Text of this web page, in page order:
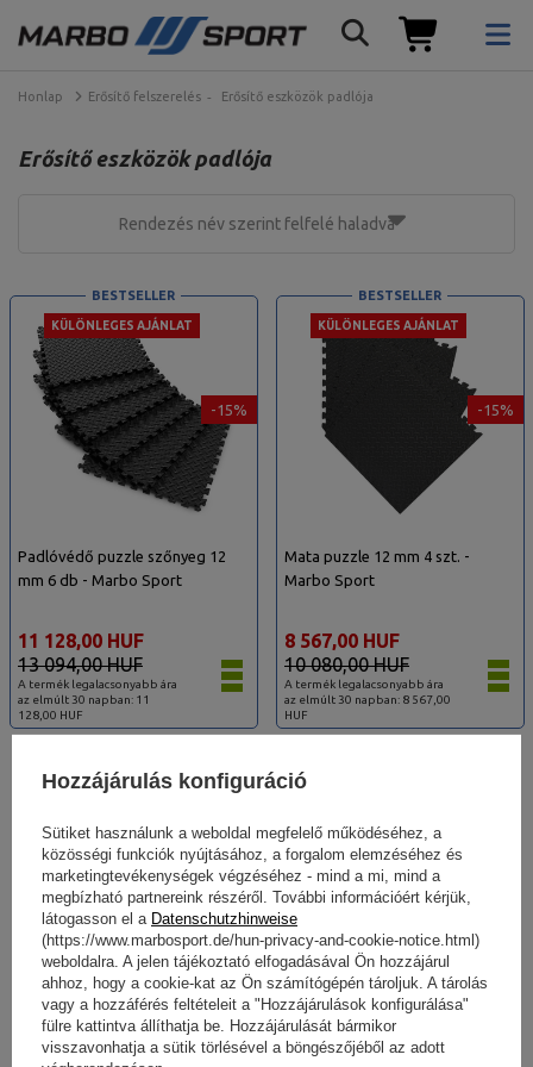
Honlap Erősítő felszerelés Erősítő eszközök padlója
Erősítő eszközök padlója
Rendezés név szerint felfelé haladva
-15%
KÜLÖNLEGES AJÁNLAT
BESTSELLER
Padlóvédő puzzle szőnyeg 12
mm 6 db - Marbo Sport
A termék legalacsonyabb ára
az elmúlt 30 napban: 11
128,00 HUF
13 094,00 HUF
11 128,00 HUF
-15%
KÜLÖNLEGES AJÁNLAT
BESTSELLER
Mata puzzle 12 mm 4 szt. -
Marbo Sport
A termék legalacsonyabb ára
az elmúlt 30 napban: 8 567,00
HUF
10 080,00 HUF
8 567,00 HUF
Bestseller
Hozzájárulás konfiguráció
Sütiket használunk a weboldal megfelelő működéséhez, a
közösségi funkciók nyújtásához, a forgalom elemzéséhez és
marketingtevékenységek végzéséhez - mind a mi, mind a
megbízható partnereink részéről. További információért kérjük,
látogasson el a Datenschutzhinweise
(https://www.marbosport.de/hun-privacy-and-cookie-notice.html)
weboldalra. A jelen tájékoztató elfogadásával Ön hozzájárul
ahhoz, hogy a cookie-kat az Ön számítógépén tároljuk. A tárolás
vagy a hozzáférés feltételeit a "Hozzájárulások konfigurálása"
fülre kattintva állíthatja be. Hozzájárulását bármikor
visszavonhatja a sütik törlésével a böngészőjéből az adott